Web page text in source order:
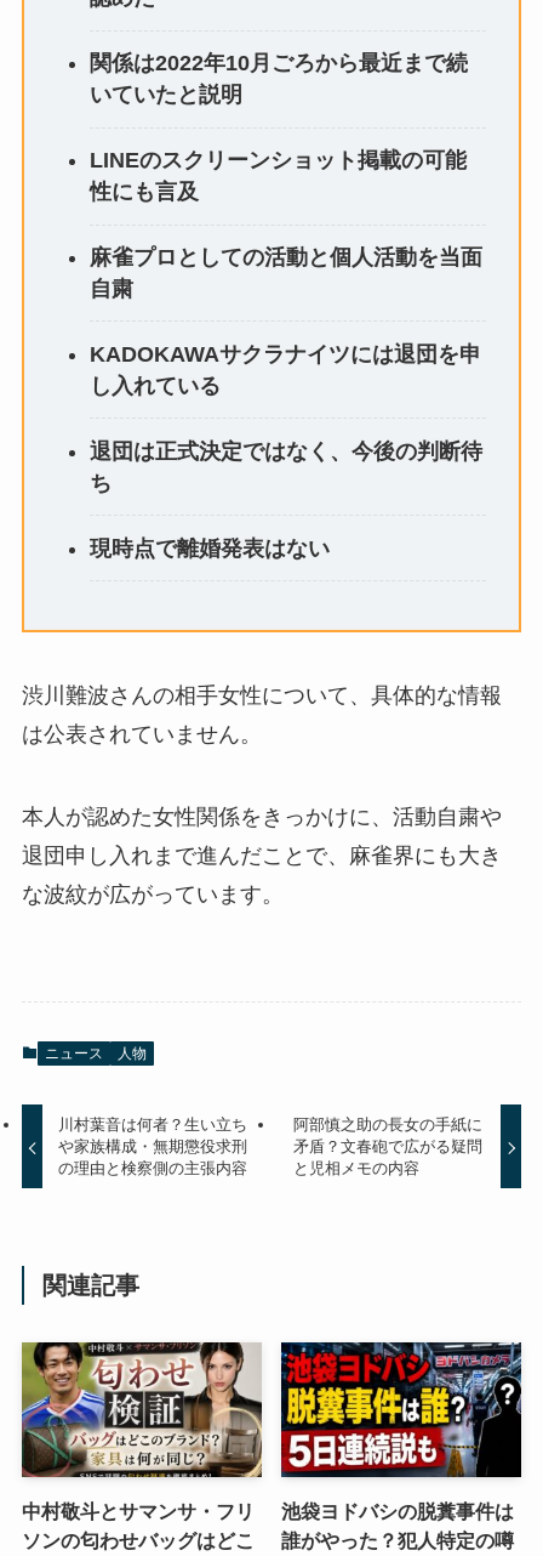
関係は2022年10月ごろから最近まで続
いていたと説明
LINEのスクリーンショット掲載の可能
性にも言及
麻雀プロとしての活動と個人活動を当面
自粛
KADOKAWAサクラナイツには退団を申
し入れている
退団は正式決定ではなく、今後の判断待
ち
現時点で離婚発表はない
渋川難波さんの相手女性について、具体的な情報
は公表されていません。
本人が認めた女性関係をきっかけに、活動自粛や
退団申し入れまで進んだことで、麻雀界にも大き
な波紋が広がっています。
ニュース 人物
川村葉音は何者？生い立ち
や家族構成・無期懲役求刑
の理由と検察側の主張内容
阿部慎之助の長女の手紙に
矛盾？文春砲で広がる疑問
と児相メモの内容
関連記事
中村敬斗とサマンサ・フリ
ソンの匂わせバッグはどこ
池袋ヨドバシの脱糞事件は
誰がやった？犯人特定の噂